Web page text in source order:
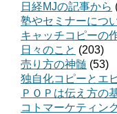
日経MJの記事から
塾やセミナーにつ
キャッチコピーの
日々のこと (203)
売り方の神髄 (53)
独自化コピーとエ
ＰＯＰは伝え方の
コトマーケティン